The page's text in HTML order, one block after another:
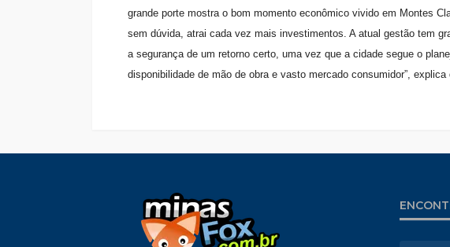
grande porte mostra o bom momento econômico vivido em Montes
sem dúvida, atrai cada vez mais investimentos. A atual gestão tem
a segurança de um retorno certo, uma vez que a cidade segue o
disponibilidade de mão de obra e vasto mercado consumidor”, explica